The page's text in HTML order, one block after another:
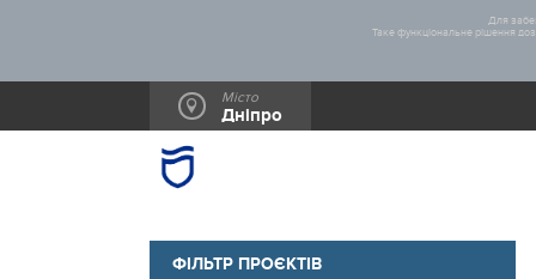
Для
Таке функціональне рішення
Місто
Дніпро
ФІЛЬТР ПРОЄКТІВ